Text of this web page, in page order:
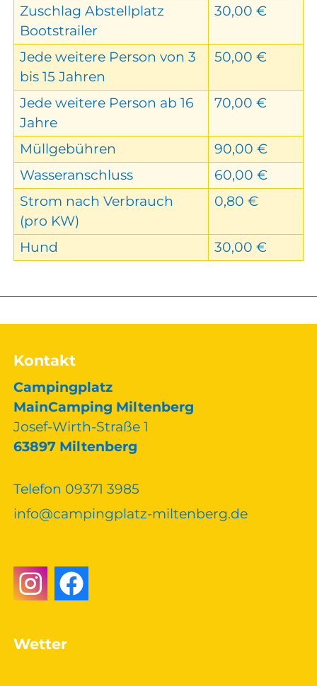
Zuschlag Abstellplatz
Bootstrailer
30,00 €
Jede weitere Person von 3
bis 15 Jahren
50,00 €
Jede weitere Person ab 16
Jahre
70,00 €
Müllgebühren
90,00 €
Wasseranschluss
60,00 €
Strom nach Verbrauch
(pro KW)
0,80 €
Hund 30,00 €
Kontakt
Campingplatz
MainCamping Miltenberg
Josef-Wirth-Straße 1
63897 Miltenberg
Telefon 09371 3985
nf
c mp ngpl tz-m lt nb rg d
Wetter